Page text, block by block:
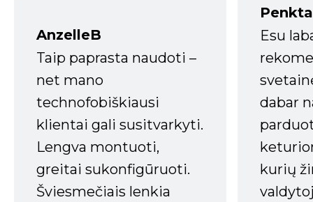
AnzelleB
Taip paprasta naudoti –
net mano
technofobiškiausi
klientai gali susitvarkyti.
Lengva montuoti,
greitai sukonfigūruoti.
Šviesmečiais lenkia
Esu
dabar
kurių